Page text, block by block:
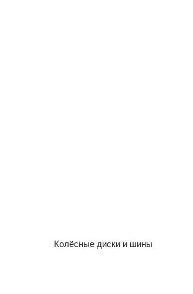
Колёсные диски и шины